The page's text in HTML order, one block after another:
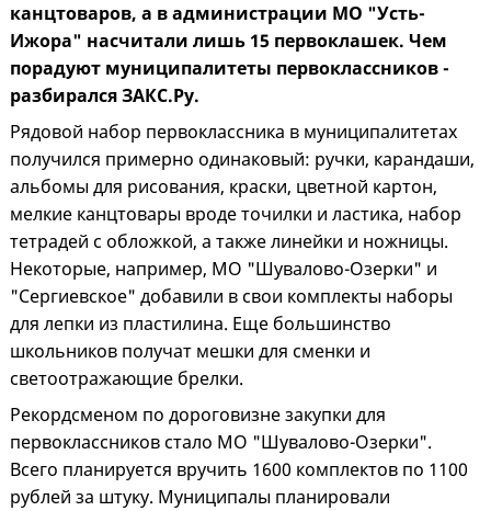
канцтоваров, а в администрации МО "Усть-
Ижора" насчитали лишь 15 первоклашек. Чем
порадуют муниципалитеты первоклассников -
разбирался ЗАКС.Ру.
Рядовой набор первоклассника в муниципалитетах
получился примерно одинаковый: ручки, карандаши,
альбомы для рисования, краски, цветной картон,
мелкие канцтовары вроде точилки и ластика, набор
тетрадей с обложкой, а также линейки и ножницы.
Некоторые, например, МО "Шувалово-Озерки" и
"Сергиевское" добавили в свои комплекты наборы
для лепки из пластилина. Еще большинство
школьников получат мешки для сменки и
светоотражающие брелки.
Рекордсменом по дороговизне закупки для
первоклассников стало МО "Шувалово-Озерки".
Всего планируется вручить 1600 комплектов по 1100
рублей за штуку. Муниципалы планировали